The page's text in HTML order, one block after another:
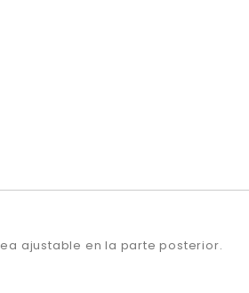
ajustable en la parte posterior.